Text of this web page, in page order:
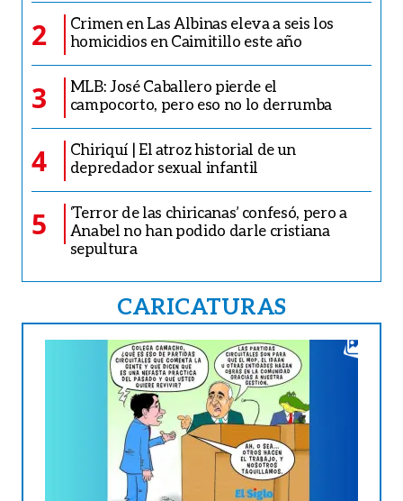
2
Crimen en Las Albinas eleva a seis los
homicidios en Caimitillo este año
3
MLB: José Caballero pierde el
campocorto, pero eso no lo derrumba
4
Chiriquí | El atroz historial de un
depredador sexual infantil
5
‘Terror de las chiricanas’ confesó, pero a
Anabel no han podido darle cristiana
sepultura
CARICATURAS